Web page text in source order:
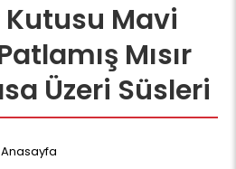
Kutusu Mavi
Mısır
Üzeri Süsleri
Anasayfa